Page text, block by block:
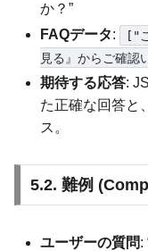
か？”
FAQデータ:
["
見る』からご確認
期待する応答:
た正確な回答と
ス。
5.2. 難例
ユーザーの質問: